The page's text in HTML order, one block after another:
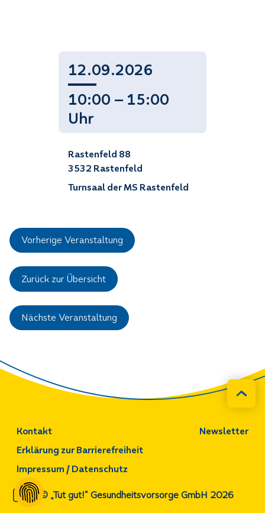
12.09.2026
10:00 — 15:00
Uhr
Rastenfeld 88
3532 Rastenfeld
Turnsaal der MS Rastenfeld
Vorherige Veranstaltung
Zurück zur Übersicht
Nächste Veranstaltung
Kontakt Newsletter
Impressum / Datenschutz
Erklärung zur Barrierefreiheit
© „Tut gut!“ Gesundheitsvorsorge GmbH 2026